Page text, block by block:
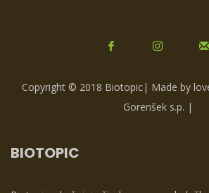
Copyright © 2018 Biotopic| Made by
Gorenšek s.p. |
BIOTOPIC